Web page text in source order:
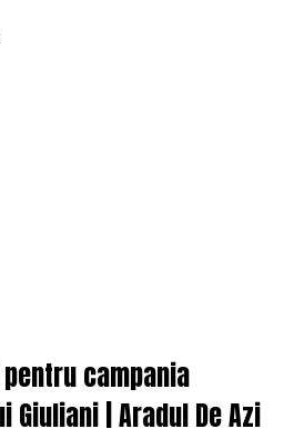
campania
Giuliani | Aradul De Azi